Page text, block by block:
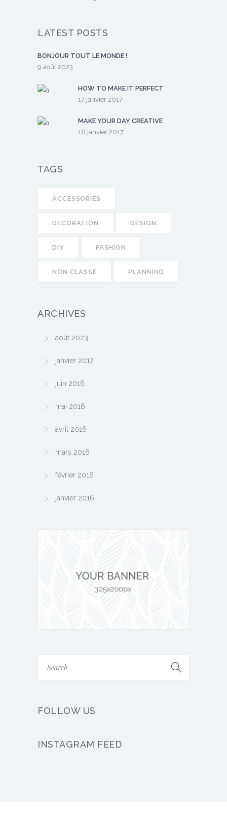
LATEST POSTS
BONJOUR TOUT LE MONDE !
9 août 2023
HOW TO MAKE IT PERFECT
17 janvier 2017
MAKE YOUR DAY CREATIVE
16 janvier 2017
TAGS
ACCESSORIES
DECORATION DESIGN
DIY FASHION
NON CLASSÉ PLANNING
ARCHIVES
août 2023
janvier 2017
juin 2016
mai 2016
avril 2016
mars 2016
février 2016
janvier 2016
FOLLOW US
INSTAGRAM FEED